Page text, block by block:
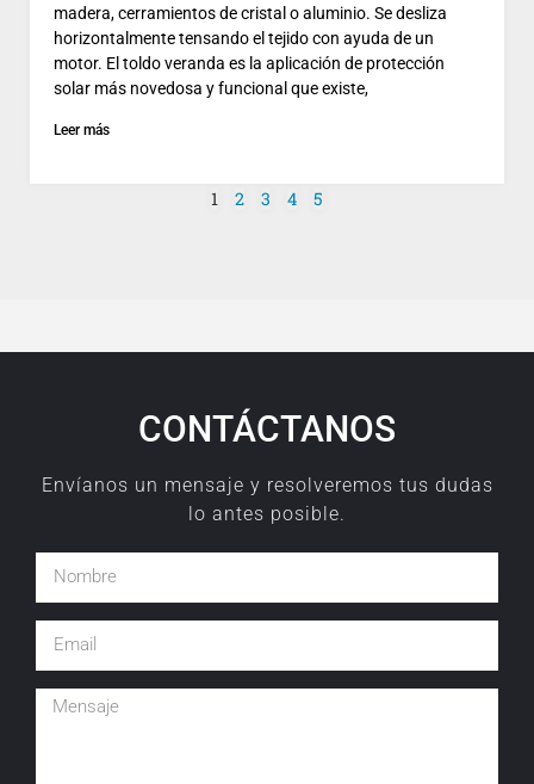
madera, cerramientos de cristal o aluminio. Se desliza
horizontalmente tensando el tejido con ayuda de un
motor. El toldo veranda es la aplicación de protección
solar más novedosa y funcional que existe,
Leer más
1 2 3 4 5
CONTÁCTANOS
Envíanos un mensaje y resolveremos tus dudas
lo antes posible.